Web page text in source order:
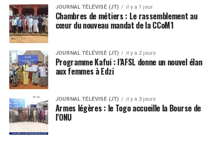
JOURNAL TÉLÉVISÉ (JT) il y a 1 jour
Chambres de métiers : Le rassemblement au
cœur du nouveau mandat de la CCoM1
JOURNAL TÉLÉVISÉ (JT) il y a 2 jours
Programme Kafui : l’AFSL donne un nouvel élan
aux femmes à Edzi
JOURNAL TÉLÉVISÉ (JT) il y a 3 jours
Armes légères : le Togo accueille la Bourse de
l’ONU